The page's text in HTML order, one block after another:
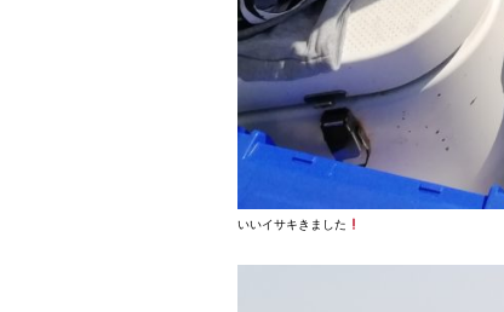
いいイサキきました